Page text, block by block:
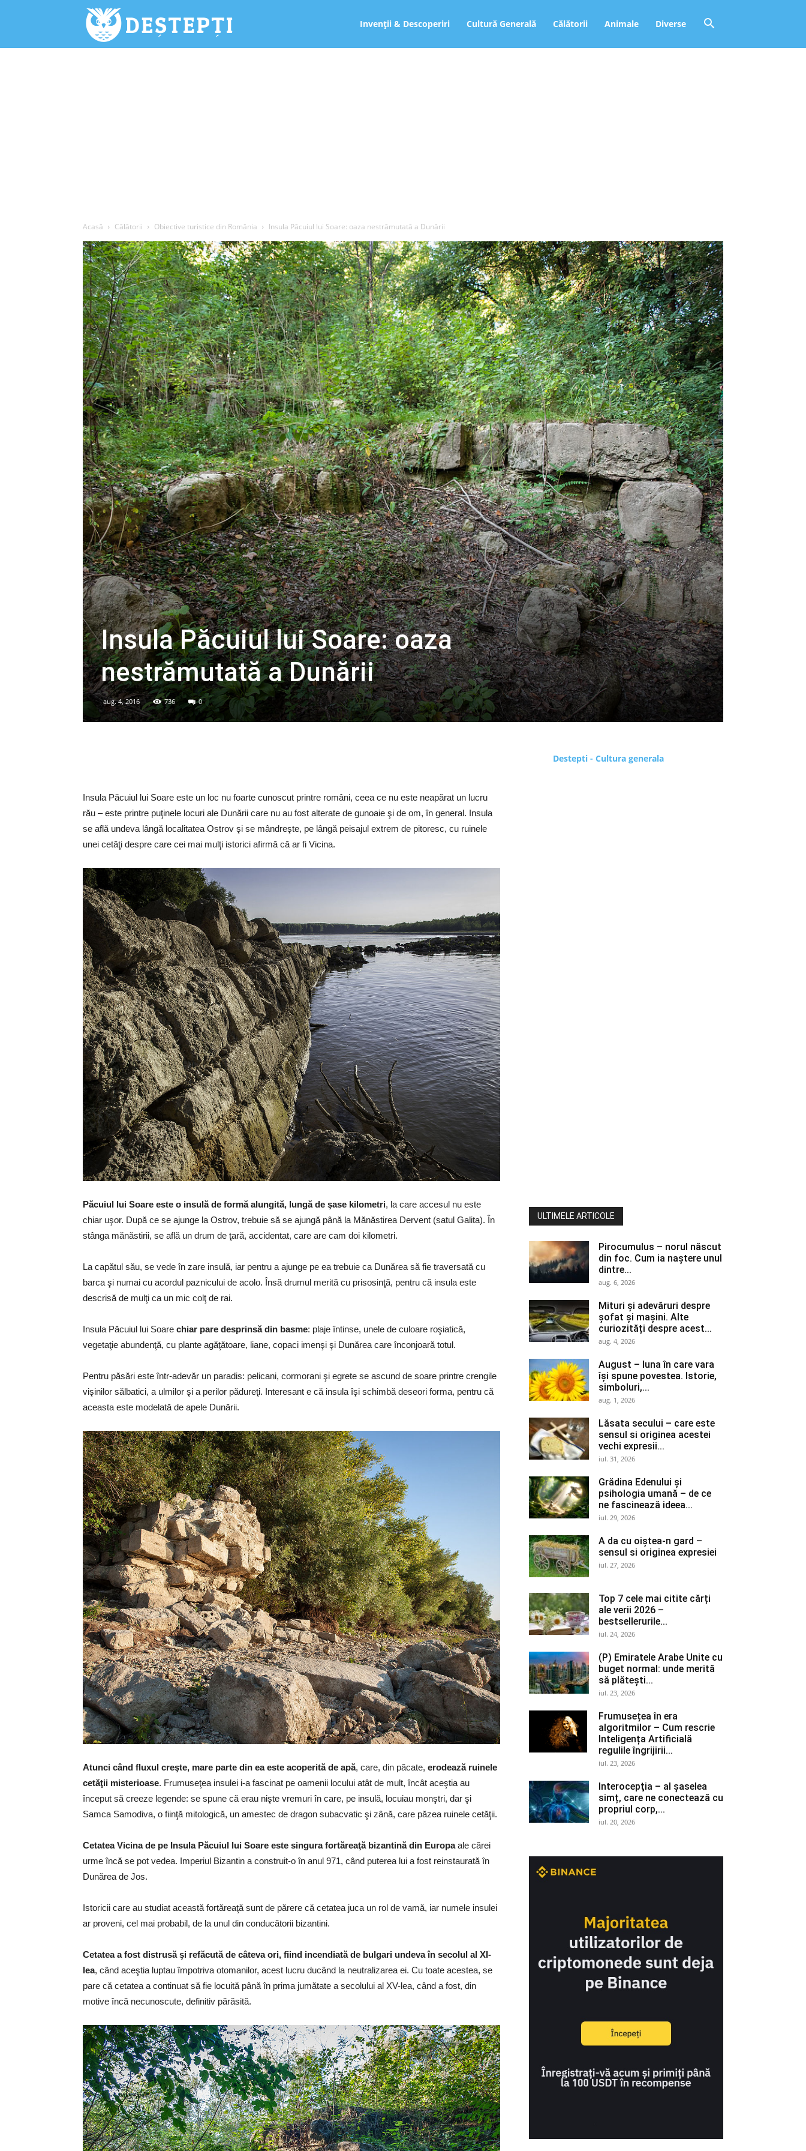
Deștepți.ro Invenții & Descoperiri Cultură Generală Călătorii Animale Diverse
Acasă Călătorii Obiective turistice din România Insula Păcuiul lui Soare: oaza nestrămutată a Dunării
Insula Păcuiul lui Soare: oaza
nestrămutată a Dunării
aug. 4, 2016 736 0
Insula Păcuiul lui Soare este un loc nu foarte cunoscut printre români, ceea ce nu este neapărat un lucru
rău – este printre puţinele locuri ale Dunării care nu au fost alterate de gunoaie şi de om, în general. Insula
se află undeva lângă localitatea Ostrov şi se mândreşte, pe lângă peisajul extrem de pitoresc, cu ruinele
unei cetăţi despre care cei mai mulţi istorici afirmă că ar fi Vicina.
Păcuiul lui Soare este o insulă de formă alungită, lungă de şase kilometri, la care accesul nu este
chiar uşor. După ce se ajunge la Ostrov, trebuie să se ajungă până la Mănăstirea Dervent (satul Galita). În
stânga mănăstirii, se află un drum de ţară, accidentat, care are cam doi kilometri.
La capătul său, se vede în zare insulă, iar pentru a ajunge pe ea trebuie ca Dunărea să fie traversată cu
barca şi numai cu acordul paznicului de acolo. Însă drumul merită cu prisosinţă, pentru că insula este
descrisă de mulţi ca un mic colţ de rai.
Insula Păcuiul lui Soare chiar pare desprinsă din basme: plaje întinse, unele de culoare roşiatică,
vegetaţie abundenţă, cu plante agăţătoare, liane, copaci imenşi şi Dunărea care înconjoară totul.
Pentru păsări este într-adevăr un paradis: pelicani, cormorani şi egrete se ascund de soare printre crengile
vişinilor sălbatici, a ulmilor şi a perilor pădureţi. Interesant e că insula îşi schimbă deseori forma, pentru că
aceasta este modelată de apele Dunării.
Atunci când fluxul creşte, mare parte din ea este acoperită de apă, care, din păcate, erodează ruinele
cetăţii misterioase. Frumuseţea insulei i-a fascinat pe oamenii locului atât de mult, încât aceştia au
început să creeze legende: se spune că erau nişte vremuri în care, pe insulă, locuiau monştri, dar şi
Samca Samodiva, o fiinţă mitologică, un amestec de dragon subacvatic şi zână, care păzea ruinele cetăţii.
Cetatea Vicina de pe Insula Păcuiul lui Soare este singura fortăreaţă bizantină din Europaale cărei
urme încă se pot vedea. Imperiul Bizantin a construit-o în anul 971, când puterea lui a fost reinstaurată în
Dunărea de Jos.
Istoricii care au studiat această fortăreaţă sunt de părere că cetatea juca un rol de vamă, iar numele insulei
ar proveni, cel mai probabil, de la unul din conducătorii bizantini.
Cetatea a fost distrusă şi refăcută de câteva ori, fiind incendiată de bulgari undeva în secolul al XI-
lea, când aceştia luptau împotriva otomanilor, acest lucru ducând la neutralizarea ei. Cu toate acestea, se
pare că cetatea a continuat să fie locuită până în prima jumătate a secolului al XV-lea, când a fost, din
motive încă necunoscute, definitiv părăsită.
Destepti - Cultura generala
ULTIMELE ARTICOLE
Pirocumulus – norul născut
din foc. Cum ia naștere unul
dintre...
aug. 6, 2026
Mituri și adevăruri despre
șofat și mașini. Alte
curiozități despre acest...
aug. 4, 2026
August – luna în care vara
își spune povestea. Istorie,
simboluri,...
aug. 1, 2026
Lăsata secului – care este
sensul si originea acestei
vechi expresii...
iul. 31, 2026
Grădina Edenului și
psihologia umană – de ce
ne fascinează ideea...
iul. 29, 2026
A da cu oiștea-n gard –
sensul si originea expresiei
iul. 27, 2026
Top 7 cele mai citite cărți
ale verii 2026 –
bestsellerurile...
iul. 24, 2026
(P) Emiratele Arabe Unite cu
buget normal: unde merită
să plătești...
iul. 23, 2026
Frumusețea în era
algoritmilor – Cum rescrie
Inteligența Artificială
regulile îngrijirii...
iul. 23, 2026
Interocepţia – al șaselea
simț, care ne conectează cu
propriul corp,...
iul. 20, 2026